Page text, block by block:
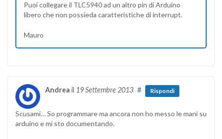
Puoi collegare il TLC5940 ad un altro pin di Arduino
libero che non possieda caratteristiche di interrupt.
Mauro
Andrea il 19 Settembre 2013 # Rispondi
Scusami… So programmare ma ancora non ho messo le mani su
arduino e mi sto documentando.